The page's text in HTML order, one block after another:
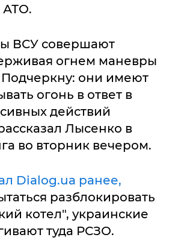
АТО.
ВСУ совершают
огнем маневры
они имеют
огонь в ответ в
действий
Лысенко в
во вторник вечером.
Dialog.ua ранее,
разблокировать
котел", украинские
туда РСЗО.